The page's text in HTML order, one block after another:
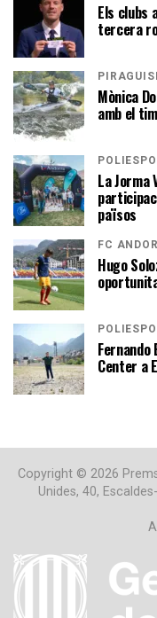
Els clubs
tercera
Mònica
amb el
La Jorma
països
FC
Hugo
Center a
Copyright © 2026
Unides, 40,